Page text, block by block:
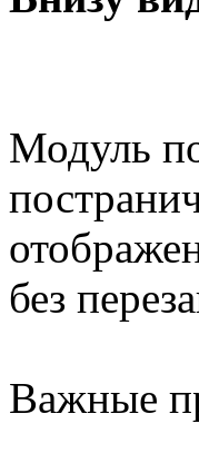
Модуль
без
Важные